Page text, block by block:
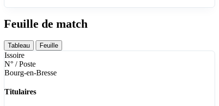
Feuille de match
Tableau Feuille
Issoire
N° / Poste
Bourg-en-Bresse
Titulaires